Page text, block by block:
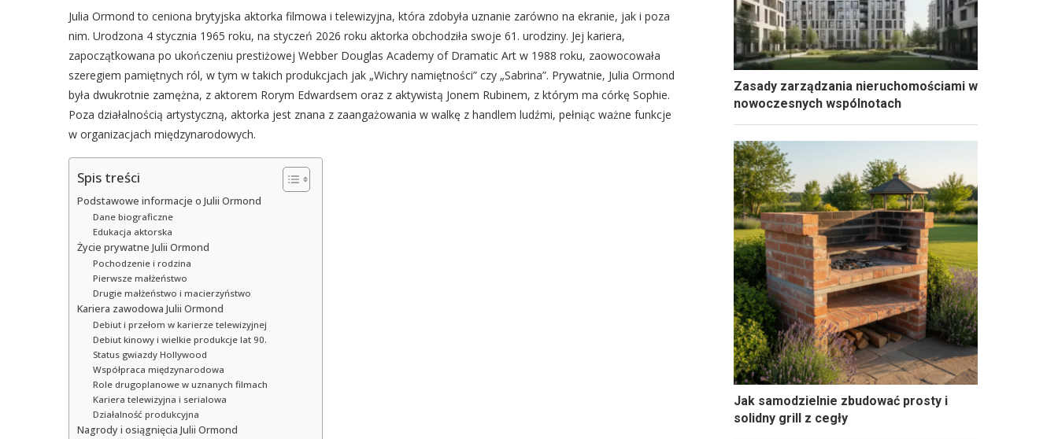
Julia Ormond to ceniona brytyjska aktorka filmowa i telewizyjna, która zdobyła uznanie zarówno na ekranie, jak i poza
nim. Urodzona 4 stycznia 1965 roku, na styczeń 2026 roku aktorka obchodziła swoje 61. urodziny. Jej kariera,
zapoczątkowana po ukończeniu prestiżowej Webber Douglas Academy of Dramatic Art w 1988 roku, zaowocowała
szeregiem pamiętnych ról, w tym w takich produkcjach jak „Wichry namiętności” czy „Sabrina”. Prywatnie, Julia Ormond
była dwukrotnie zamężna, z aktorem Rorym Edwardsem oraz z aktywistą Jonem Rubinem, z którym ma córkę Sophie.
Poza działalnością artystyczną, aktorka jest znana z zaangażowania w walkę z handlem ludźmi, pełniąc ważne funkcje
w organizacjach międzynarodowych.
Spis treści
Podstawowe informacje o Julii Ormond
Dane biograficzne
Edukacja aktorska
Życie prywatne Julii Ormond
Pochodzenie i rodzina
Pierwsze małżeństwo
Drugie małżeństwo i macierzyństwo
Kariera zawodowa Julii Ormond
Debiut i przełom w karierze telewizyjnej
Debiut kinowy i wielkie produkcje lat 90.
Status gwiazdy Hollywood
Współpraca międzynarodowa
Role drugoplanowe w uznanych filmach
Kariera telewizyjna i serialowa
Działalność produkcyjna
Nagrody i osiągnięcia Julii Ormond
Zasady zarządzania nieruchomościami w
nowoczesnych wspólnotach
Jak samodzielnie zbudować prosty i
solidny grill z cegły